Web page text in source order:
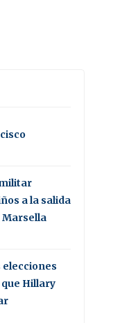
a la salida
Marsella
elecciones
que Hillary